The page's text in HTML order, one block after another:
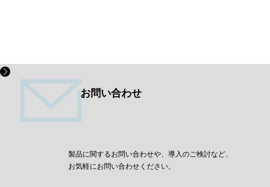
お問い合わせ
製品に関するお問い合わせや、導入のご検討など、
お気軽にお問い合わせください。